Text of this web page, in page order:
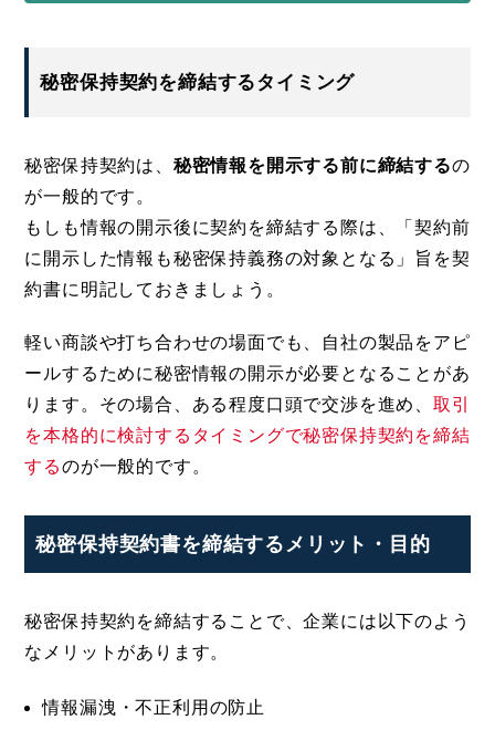
秘密保持契約を締結するタイミング
秘密保持契約は、 秘密情報を開示する前に締結するの
が一般的です。
もしも情報の開示後に契約を締結する際は、「契約前
に開示した情報も秘密保持義務の対象となる」旨を契
約書に明記しておきましょう。
軽い商談や打ち合わせの場面でも、自社の製品をアピ
ールするために秘密情報の開示が必要となることがあ
ります。その場合、ある程度口頭で交渉を進め、 取引
を本格的に検討するタイミングで秘密保持契約を締結
するのが一般的です。
秘密保持契約書を締結するメリット・目的
秘密保持契約を締結することで、企業には以下のよう
なメリットがあります。
情報漏洩・不正利用の防止